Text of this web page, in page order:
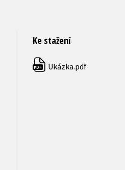
Ke stažení
PDF Ukázka.pdf